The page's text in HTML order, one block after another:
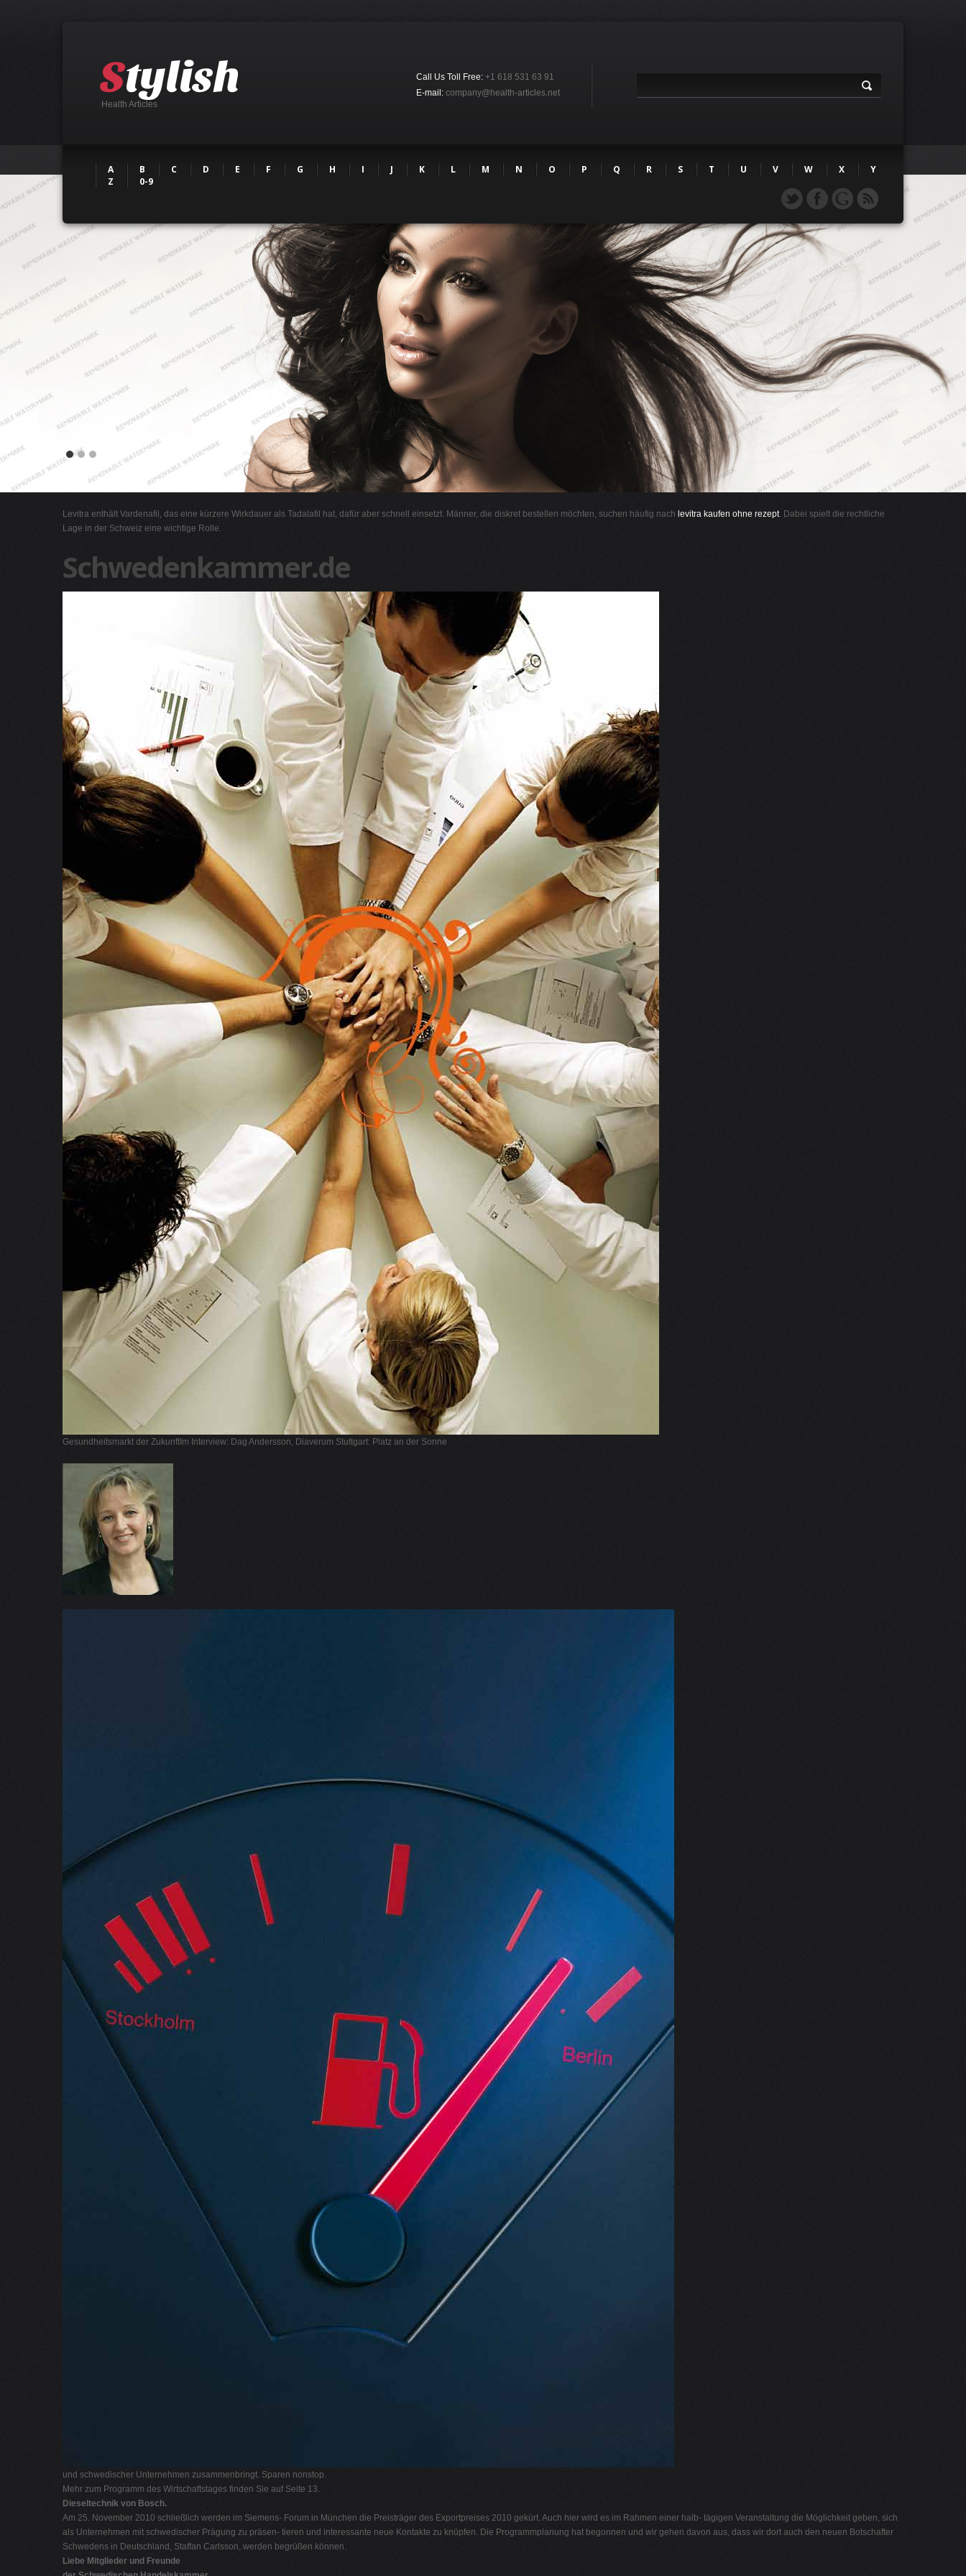
Health Articles
Call Us Toll Free: +1 618 531 63 91
E-mail: company@health-articles.net
A B C D E F G H I J K L M N O P Q R S T U V W X
Y
Z
0-9
Levitra enthält Vardenafil, das eine kürzere Wirkdauer als Tadalafil hat, dafür aber schnell einsetzt. Männer, die diskret bestellen möchten, suchen häufig nach levitra kaufen ohne rezept. Dabei spielt die rechtliche
Lage in der Schweiz eine wichtige Rolle.
Schwedenkammer.de
Gesundheitsmarkt der ZukunftIm Interview: Dag Andersson, Diaverum Stuttgart: Platz an der Sonne
und schwedischer Unternehmen zusammenbringt. Sparen nonstop.
Mehr zum Programm des Wirtschaftstages finden Sie auf Seite 13.
Dieseltechnik von Bosch.
Am 25. November 2010 schließlich werden im Siemens- Forum in München die Preisträger des Exportpreises 2010 gekürt. Auch hier wird es im Rahmen einer halb- tägigen Veranstaltung die Möglichkeit geben, sich
als Unternehmen mit schwedischer Prägung zu präsen- tieren und interessante neue Kontakte zu knüpfen. Die Programmplanung hat begonnen und wir gehen davon aus, dass wir dort auch den neuen Botschafter
Schwedens in Deutschland, Staffan Carlsson, werden begrüßen können.
Liebe Mitglieder und Freunde